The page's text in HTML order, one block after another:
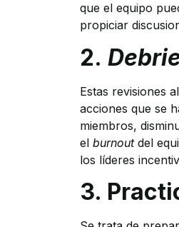
que el equipo
propiciar
2.
Estas revisiones
acciones que se
miembros,
el burnoutdel
los líderes
3.